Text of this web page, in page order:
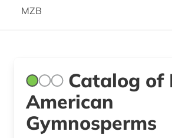
MZB
Catalog of
American
Gymnosperms